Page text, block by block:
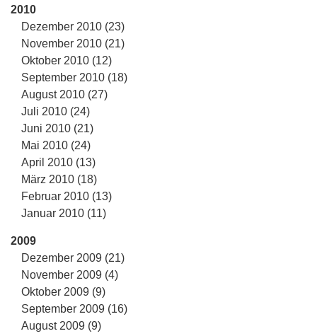
2010
Dezember 2010 (23)
November 2010 (21)
Oktober 2010 (12)
September 2010 (18)
August 2010 (27)
Juli 2010 (24)
Juni 2010 (21)
Mai 2010 (24)
April 2010 (13)
März 2010 (18)
Februar 2010 (13)
Januar 2010 (11)
2009
Dezember 2009 (21)
November 2009 (4)
Oktober 2009 (9)
September 2009 (16)
August 2009 (9)